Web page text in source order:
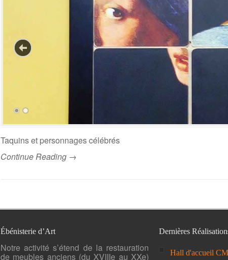
Taquins et personnages célébrés
Continue Reading →
Ébénisterie d’Art
Notre activité s’étend de la restauration
de meubles anciens (du XVIIIe au XXe)
Dernières
Hall d'accueil